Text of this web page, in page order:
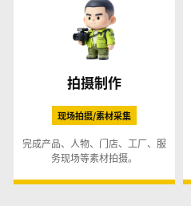
拍摄制作
现场拍摄/素材采集
完成产品、人物、门店、工厂、服
务现场等素材拍摄。